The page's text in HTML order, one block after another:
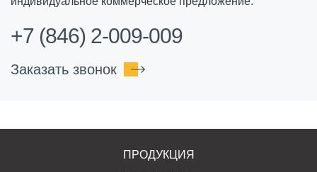
+7 (846) 2-009-009
Заказать звонок
ПРОДУКЦИЯ